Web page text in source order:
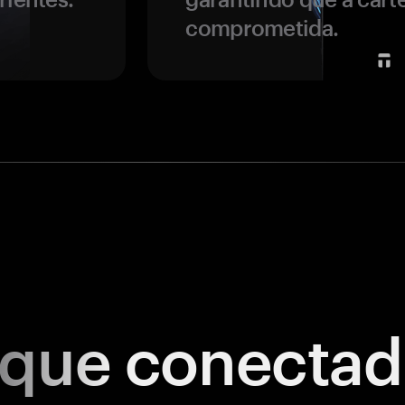
comprometida.